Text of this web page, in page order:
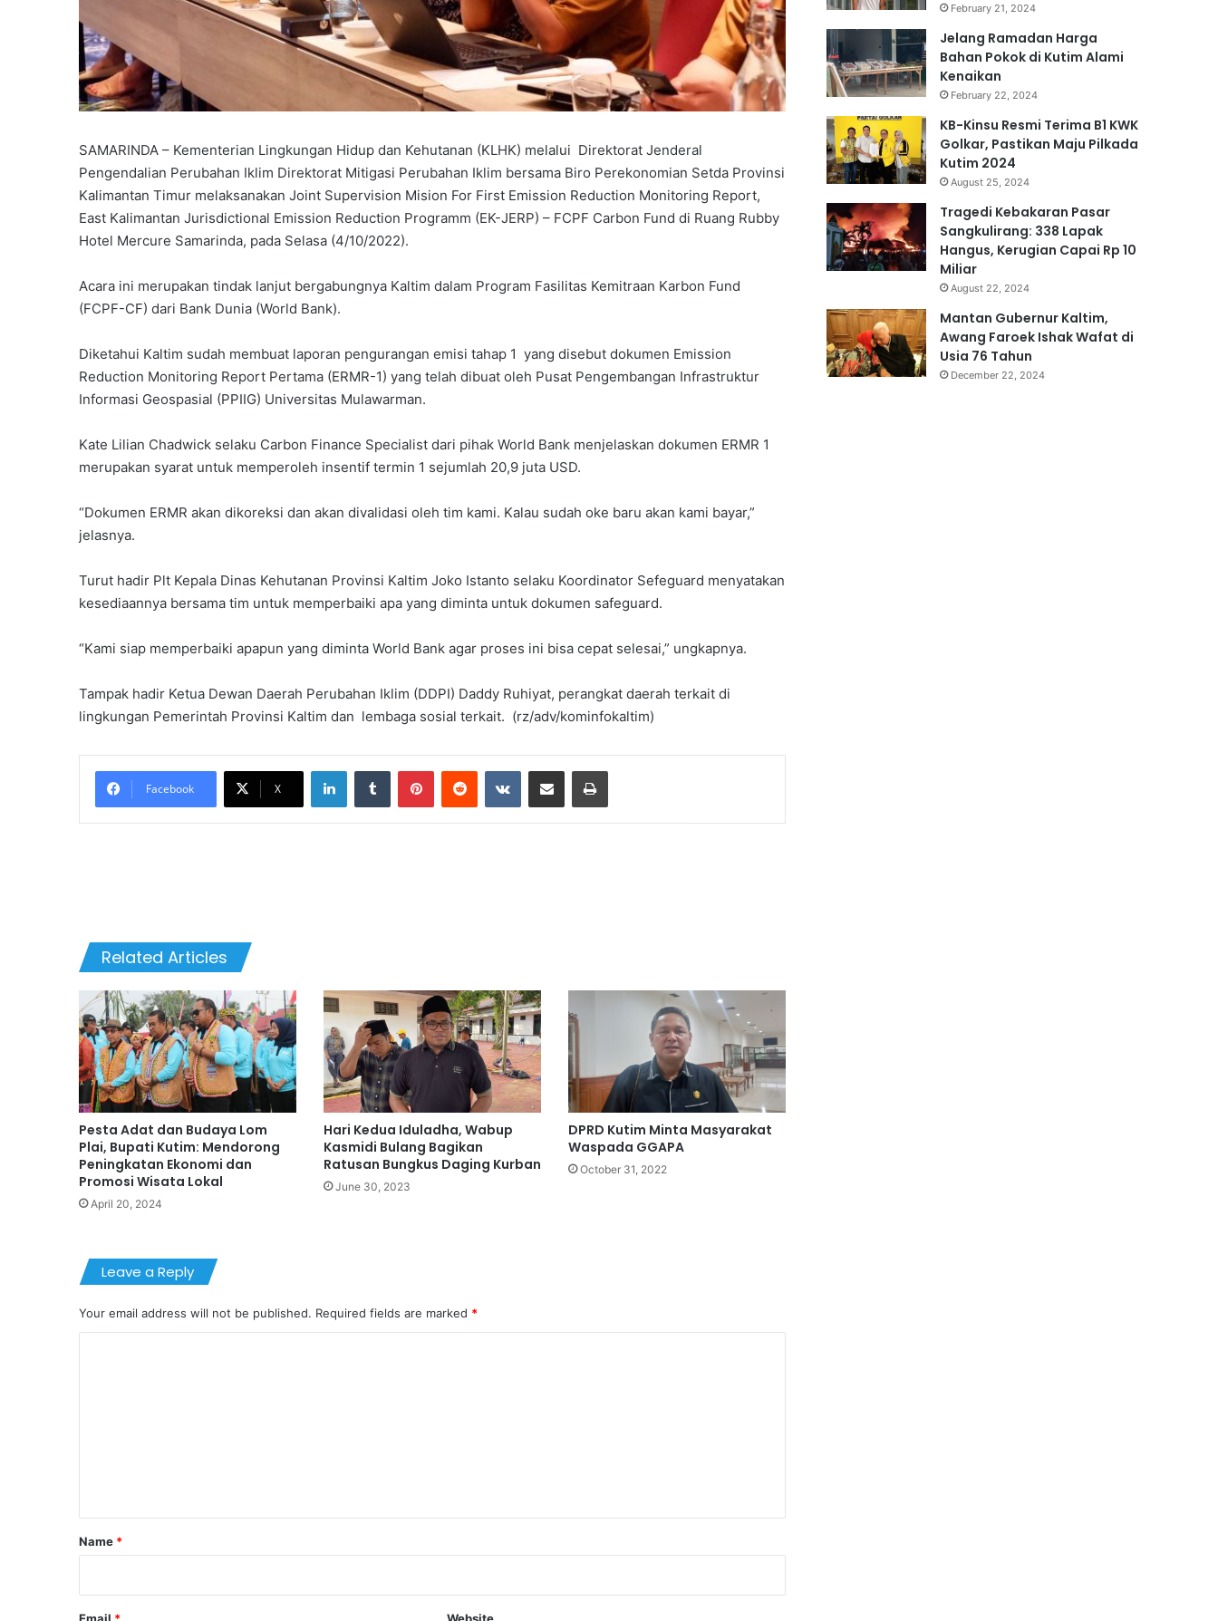
SAMARINDA – Kementerian Lingkungan Hidup dan Kehutanan (KLHK) melalui Direktorat Jenderal
Pengendalian Perubahan Iklim Direktorat Mitigasi Perubahan Iklim bersama Biro Perekonomian Setda Provinsi
Kalimantan Timur melaksanakan Joint Supervision Mision For First Emission Reduction Monitoring Report,
East Kalimantan Jurisdictional Emission Reduction Programm (EK-JERP) – FCPF Carbon Fund di Ruang Rubby
Hotel Mercure Samarinda, pada Selasa (4/10/2022).
Acara ini merupakan tindak lanjut bergabungnya Kaltim dalam Program Fasilitas Kemitraan Karbon Fund
(FCPF-CF) dari Bank Dunia (World Bank).
Diketahui Kaltim sudah membuat laporan pengurangan emisi tahap 1 yang disebut dokumen Emission
Reduction Monitoring Report Pertama (ERMR-1) yang telah dibuat oleh Pusat Pengembangan Infrastruktur
Informasi Geospasial (PPIIG) Universitas Mulawarman.
Kate Lilian Chadwick selaku Carbon Finance Specialist dari pihak World Bank menjelaskan dokumen ERMR 1
merupakan syarat untuk memperoleh insentif termin 1 sejumlah 20,9 juta USD.
“Dokumen ERMR akan dikoreksi dan akan divalidasi oleh tim kami. Kalau sudah oke baru akan kami bayar,”
jelasnya.
Turut hadir Plt Kepala Dinas Kehutanan Provinsi Kaltim Joko Istanto selaku Koordinator Sefeguard menyatakan
kesediaannya bersama tim untuk memperbaiki apa yang diminta untuk dokumen safeguard.
“Kami siap memperbaiki apapun yang diminta World Bank agar proses ini bisa cepat selesai,” ungkapnya.
Tampak hadir Ketua Dewan Daerah Perubahan Iklim (DDPI) Daddy Ruhiyat, perangkat daerah terkait di
lingkungan Pemerintah Provinsi Kaltim dan lembaga sosial terkait. (rz/adv/kominfokaltim)
Facebook X
Related Articles
Pesta Adat dan Budaya Lom
Plai, Bupati Kutim: Mendorong
Peningkatan Ekonomi dan
Promosi Wisata Lokal
April 20, 2024
Hari Kedua Iduladha, Wabup
Kasmidi Bulang Bagikan
Ratusan Bungkus Daging Kurban
June 30, 2023
DPRD Kutim Minta Masyarakat
Waspada GGAPA
October 31, 2022
Leave a Reply
Your email address will not be published. Required fields are marked *
*
Name *
February 21, 2024
Jelang Ramadan Harga
Bahan Pokok di Kutim Alami
Kenaikan
February 22, 2024
KB-Kinsu Resmi Terima B1 KWK
Golkar, Pastikan Maju Pilkada
Kutim 2024
August 25, 2024
Tragedi Kebakaran Pasar
Sangkulirang: 338 Lapak
Hangus, Kerugian Capai Rp 10
Miliar
August 22, 2024
Mantan Gubernur Kaltim,
Awang Faroek Ishak Wafat di
Usia 76 Tahun
December 22, 2024